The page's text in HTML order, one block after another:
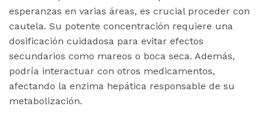
esperanzas en varias áreas, es crucial proceder con
cautela. Su potente concentración requiere una
dosificación cuidadosa para evitar efectos
secundarios como mareos o boca seca. Además,
podría interactuar con otros medicamentos,
afectando la enzima hepática responsable de su
metabolización​.